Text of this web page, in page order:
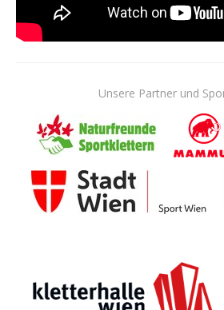
Unsere Partner und